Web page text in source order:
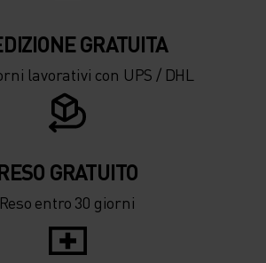
​​​​​​GRATUITA
lavorativi con UPS / DHL
GRATUITO
Reso entro 30 giorni